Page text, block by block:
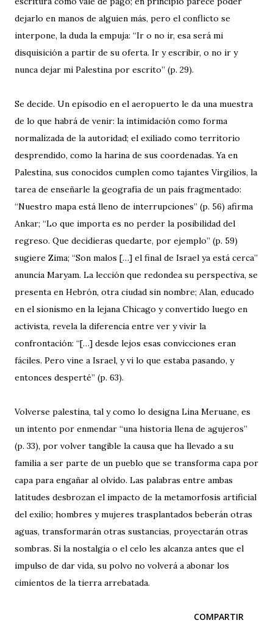
dejarlo en manos de alguien más, pero el conflicto se
interpone, la duda la empuja: “Ir o no ir, esa será mi
disquisición a partir de su oferta. Ir y escribir, o no ir y
nunca dejar mi Palestina por escrito” (p. 29).
Se decide. Un episodio en el aeropuerto le da una muestra
de lo que habrá de venir: la intimidación como forma
normalizada de la autoridad; el exiliado como territorio
desprendido, como la harina de sus coordenadas. Ya en
Palestina, sus conocidos cumplen como tajantes Virgilios, la
tarea de enseñarle la geografía de un país fragmentado:
“Nuestro mapa está lleno de interrupciones” (p. 56) afirma
Ankar; “Lo que importa es no perder la posibilidad del
regreso. Que decidieras quedarte, por ejemplo” (p. 59)
sugiere Zima; “Son malos […] el final de Israel ya está cerca”
anuncia Maryam. La lección que redondea su perspectiva, se
presenta en Hebrón, otra ciudad sin nombre; Alan, educado
en el sionismo en la lejana Chicago y convertido luego en
activista, revela la diferencia entre ver y vivir la
confrontación: “[…] desde lejos esas convicciones eran
fáciles. Pero vine a Israel, y vi lo que estaba pasando, y
entonces desperté” (p. 63).
Volverse palestina, tal y como lo designa Lina Meruane, es
un intento por enmendar “una historia llena de agujeros”
(p. 33), por volver tangible la causa que ha llevado a su
familia a ser parte de un pueblo que se transforma capa por
capa para engañar al olvido. Las palabras entre ambas
latitudes desbrozan el impacto de la metamorfosis artificial
del exilio; hombres y mujeres trasplantados beberán otras
aguas, transformarán otras sustancias, proyectarán otras
sombras. Si la nostalgia o el celo les alcanza antes que el
impulso de dar vida, su polvo no volverá a abonar los
cimientos de la tierra arrebatada.
COMPARTIR